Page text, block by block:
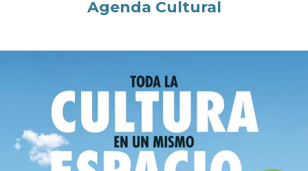
Agenda Cultural